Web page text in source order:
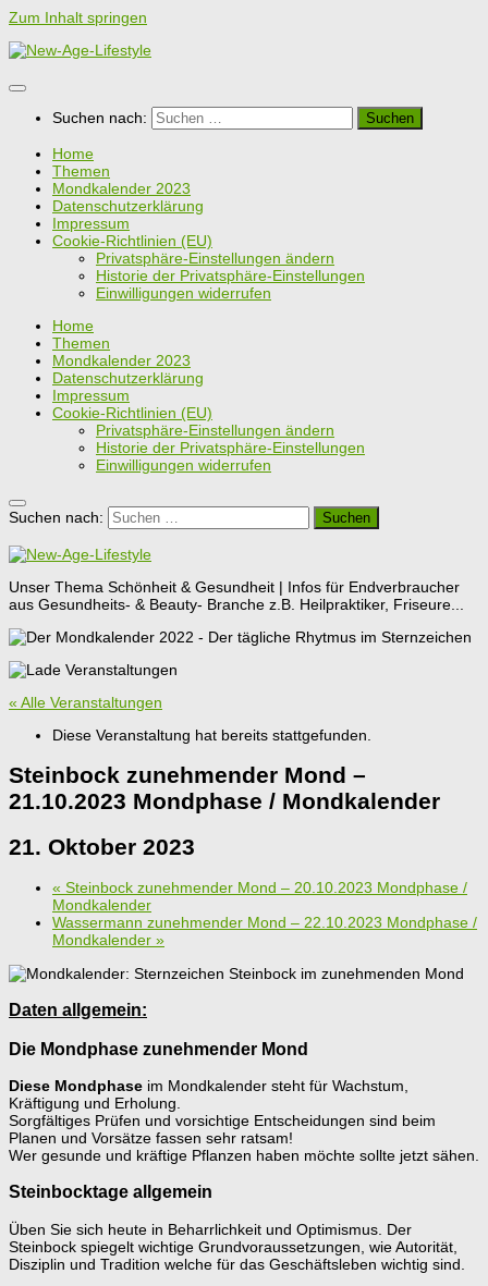
Zum Inhalt springen
Suchen nach:
Home
Themen
Mondkalender 2023
Datenschutzerklärung
Impressum
Cookie-Richtlinien (EU)
Privatsphäre-Einstellungen ändern
Historie der Privatsphäre-Einstellungen
Einwilligungen widerrufen
Home
Themen
Mondkalender 2023
Datenschutzerklärung
Impressum
Cookie-Richtlinien (EU)
Privatsphäre-Einstellungen ändern
Historie der Privatsphäre-Einstellungen
Einwilligungen widerrufen
Suchen nach:
Unser Thema Schönheit & Gesundheit | Infos für Endverbraucher
aus Gesundheits- & Beauty- Branche z.B. Heilpraktiker, Friseure...
« Alle Veranstaltungen
Diese Veranstaltung hat bereits stattgefunden.
Steinbock zunehmender Mond –
21.10.2023 Mondphase / Mondkalender
21. Oktober 2023
« Steinbock zunehmender Mond – 20.10.2023 Mondphase /
Mondkalender
Wassermann zunehmender Mond – 22.10.2023 Mondphase /
Mondkalender »
Daten allgemein:
Die Mondphase zunehmender Mond
Diese Mondphase im Mondkalender steht für Wachstum,
Kräftigung und Erholung.
Sorgfältiges Prüfen und vorsichtige Entscheidungen sind beim
Planen und Vorsätze fassen sehr ratsam!
Wer gesunde und kräftige Pflanzen haben möchte sollte jetzt sähen.
Steinbocktage allgemein
Üben Sie sich heute in Beharrlichkeit und Optimismus. Der
Steinbock spiegelt wichtige Grundvoraussetzungen, wie Autorität,
Disziplin und Tradition welche für das Geschäftsleben wichtig sind.